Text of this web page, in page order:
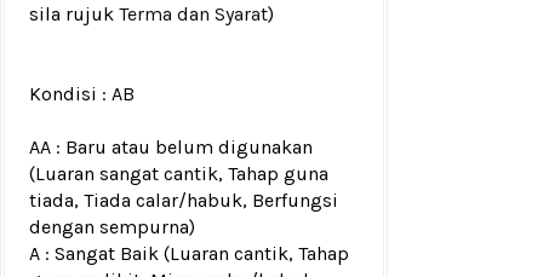
sila rujuk Terma dan Syarat)
Kondisi : AB
AA : Baru atau belum digunakan
(Luaran sangat cantik, Tahap guna
tiada, Tiada calar/habuk, Berfungsi
dengan sempurna)
A : Sangat Baik (Luaran cantik, Tahap